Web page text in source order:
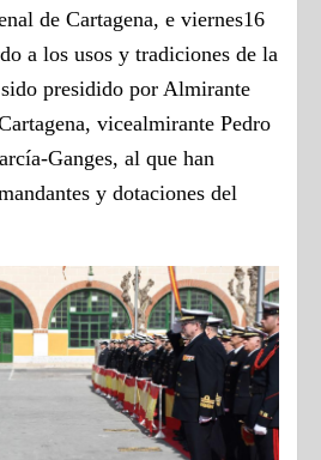
de Cartagena, e viernes16
a los usos y tradiciones de la
presidido por Almirante
vicealmirante Pedro
Ganges, al que han
y dotaciones del